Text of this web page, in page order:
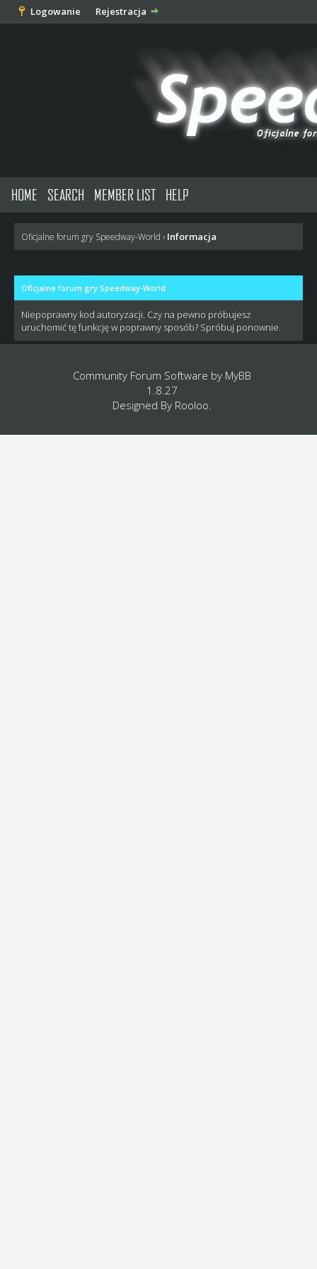
Logowanie Rejestracja
HOME SEARCH MEMBER LIST HELP
Oficjalne forum gry Speedway-World › Informacja
Oficjalne forum gry Speedway-World
Niepoprawny kod autoryzacji. Czy na pewno próbujesz
uruchomić tę funkcję w poprawny sposób? Spróbuj ponownie.
Community Forum Software by MyBB
1.8.27
Designed By Rooloo.